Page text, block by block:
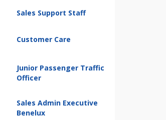
Sales Support Staff
Customer Care
Junior Passenger Traffic
Officer
Sales Admin Executive
Benelux